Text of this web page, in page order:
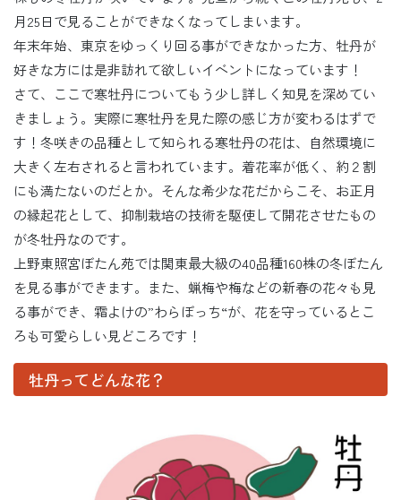
月25日で見ることができなくなってしまいます。
年末年始、東京をゆっくり回る事ができなかった方、牡丹が
好きな方には是非訪れて欲しいイベントになっています！
さて、ここで寒牡丹についてもう少し詳しく知見を深めてい
きましょう。実際に寒牡丹を見た際の感じ方が変わるはずで
す！冬咲きの品種として知られる寒牡丹の花は、自然環境に
大きく左右されると言われています。着花率が低く、約２割
にも満たないのだとか。そんな希少な花だからこそ、お正月
の縁起花として、抑制栽培の技術を駆使して開花させたもの
が冬牡丹なのです。
上野東照宮ぼたん苑では関東最大級の40品種160株の冬ぼたん
を見る事ができます。また、蝋梅や梅などの新春の花々も見
る事ができ、霜よけの”わらぼっち“が、花を守っているとこ
ろも可愛らしい見どころです！
牡丹ってどんな花？